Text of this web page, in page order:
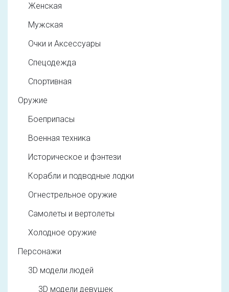
Женская
Мужская
Очки и Аксессуары
Спецодежда
Спортивная
Оружие
Боеприпасы
Военная техника
Историческое и фэнтези
Корабли и подводные лодки
Огнестрельное оружие
Самолеты и вертолеты
Холодное оружие
Персонажи
3D модели людей
3D модели девушек